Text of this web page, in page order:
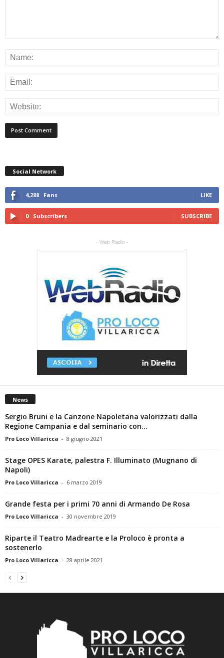
Social Network
4,288 Fans LIKE
0 Subscribers SUBSCRIBE
- Web Radio -
News
Sergio Bruni e la Canzone Napoletana valorizzati dalla
Regione Campania e dal seminario con...
Pro Loco Villaricca - 8 giugno 2021
Stage OPES Karate, palestra F. Illuminato (Mugnano di
Napoli)
Pro Loco Villaricca - 6 marzo 2019
Grande festa per i primi 70 anni di Armando De Rosa
Pro Loco Villaricca - 30 novembre 2019
Riparte il Teatro Madrearte e la Proloco è pronta a
sostenerlo
Pro Loco Villaricca - 28 aprile 2021